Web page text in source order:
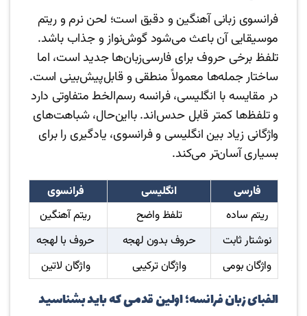
فرانسوی زبانی آهنگین و دقیق است؛ لحن نرم و ریتم
موسیقایی آن باعث می‌شود گوش‌نواز و جذاب باشد.
تلفظ برخی حروف برای فارسی‌زبان‌ها جدید است، اما
ساختار جمله‌ها معمولاً منطقی و قابل‌پیش‌بینی است.
در مقایسه با انگلیسی، فرانسه رسم‌الخط متفاوتی دارد
و تلفظ‌ها کمتر قابل حدس‌اند. بااین‌حال، شباهت‌های
واژگانی زیاد بین انگلیسی و فرانسوی، یادگیری را برای
بسیاری آسان‌تر می‌کند.
فارسی انگلیسی
فرانسوی
ریتم ساده
تلفظ واضح
ریتم آهنگین
نوشتار ثابت
حروف بدون لهجه
حروف با لهجه
واژگان بومی
واژگان ترکیبی واژگان لاتین
الفبای زبان فرانسه؛ اولین قدمی که باید بشناسید